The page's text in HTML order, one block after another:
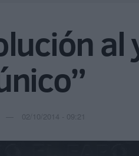
02/10/2014 - 09:21